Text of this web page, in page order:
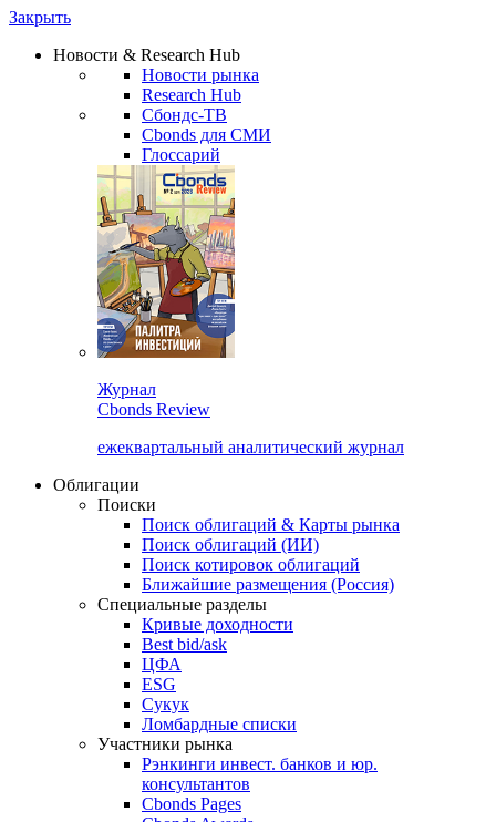
Watchlist
Сбондс Люди
Новости & Research Hub
Новости рынка
Research Hub
Сбондс-ТВ
Cbonds для СМИ
Глоссарий
Cbonds Review
ежеквартальный аналитический журнал
Облигации
Поиски
Поиск облигаций & Карты рынка
Поиск облигаций (ИИ)
Поиск котировок облигаций
Ближайшие размещения (Россия)
Специальные разделы
Кривые доходности
Best bid/ask
ЦФА
ESG
Сукук
Ломбардные списки